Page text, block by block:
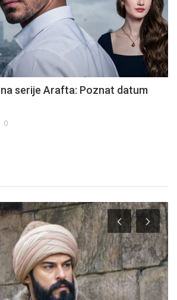
serije Arafta: Poznat datum
0